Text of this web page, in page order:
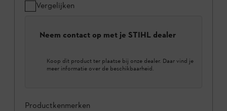
Vergelijken
Neem contact op met je STIHL dealer
Koop dit product ter plaatse bij onze dealer. Daar vind je
meer informatie over de beschikbaarheid.
Productkenmerken